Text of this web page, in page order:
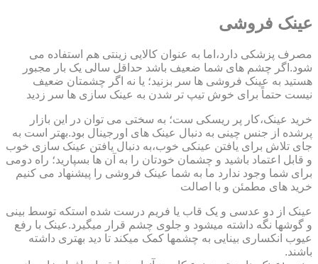
عینک فروشی
مصرف پزشکی دارد،اما به عنوان کالایی زینتی هم استفاده می
شود.اگر چشم های شما ضعیف باشد حداقل سالی یک بار مجبور
هستید به عینک فروشی ها سر بزنید؛ یا نه اگر چشمتان ضعیف
نیست حتماً برای خوش تیپ تر شدن به عینک سازی ها سر زدید
خرید عینک،کار پر ریسکی ست؛ به سختی می توان در این بازار
پرشده از جنس چینی به دنبال عینک های اورجینال بود.بهتر است به
جای تلاش برای یافتن عینکی خوب،به دنبال یافتن عینک سازی خوب
و قابل اعتماد باشید و چشمان خودتان را به آن ها بسپارید؛ راه دومی
برای شما وجود ندارد ما به شما عینک فروشی را پیشنهاد می کنیم
خرید های مطمئن و با اصالت
عینک از دو عدسی و یک قاب یا فریم درست شده استکه توسط بینی
و گوشها نگه داشته میشود و جلوی چشم قرار میگیرد.عینک با رفع
عیوب انکساری بینایی به چشمها کمک میکند تا دید بهتری داشته
باشند.